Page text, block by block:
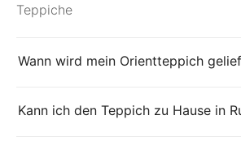
Teppiche
Wann wird mein Orientteppich
Kann ich den Teppich zu Hause in